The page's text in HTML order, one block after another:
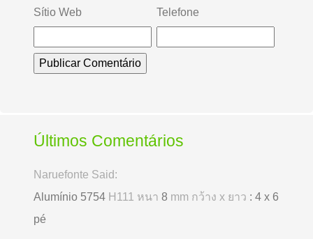
Sítio Web Telefone
Últimos Comentários
Naruefonte Said:
Alumínio 5754 H111 หนา 8 mm กว้าง x ยาว : 4 x 6
pé